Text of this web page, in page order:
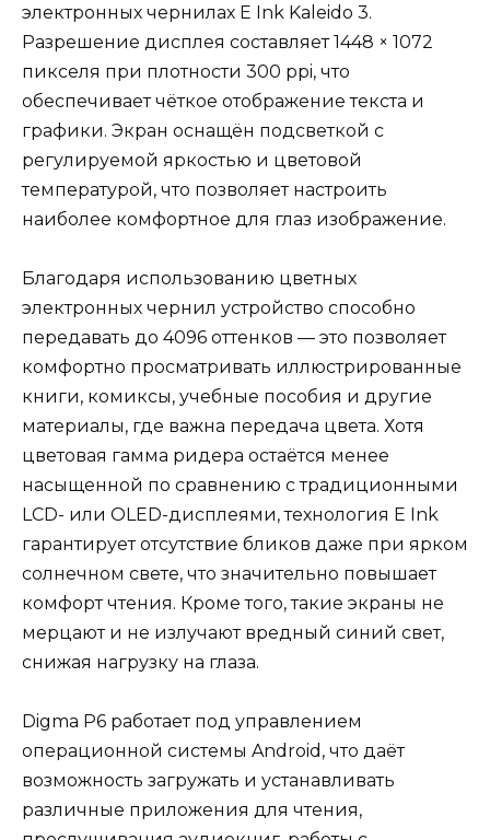
электронных чернилах E Ink Kaleido 3.
Разрешение дисплея составляет 1448 × 1072
пикселя при плотности 300 ppi, что
обеспечивает чёткое отображение текста и
графики. Экран оснащён подсветкой с
регулируемой яркостью и цветовой
температурой, что позволяет настроить
наиболее комфортное для глаз изображение.
Благодаря использованию цветных
электронных чернил устройство способно
передавать до 4096 оттенков — это позволяет
комфортно просматривать иллюстрированные
книги, комиксы, учебные пособия и другие
материалы, где важна передача цвета. Хотя
цветовая гамма ридера остаётся менее
насыщенной по сравнению с традиционными
LCD- или OLED-дисплеями, технология E Ink
гарантирует отсутствие бликов даже при ярком
солнечном свете, что значительно повышает
комфорт чтения. Кроме того, такие экраны не
мерцают и не излучают вредный синий свет,
снижая нагрузку на глаза.
Digma P6 работает под управлением
операционной системы Android, что даёт
возможность загружать и устанавливать
различные приложения для чтения,